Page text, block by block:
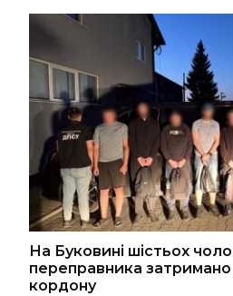
На Буковині шістьох
переправника
кордону